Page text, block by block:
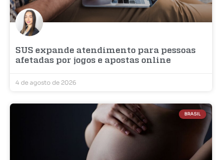
SUS expande atendimento para pessoas
afetadas por jogos e apostas online
4 de agosto de 2026
BRASIL